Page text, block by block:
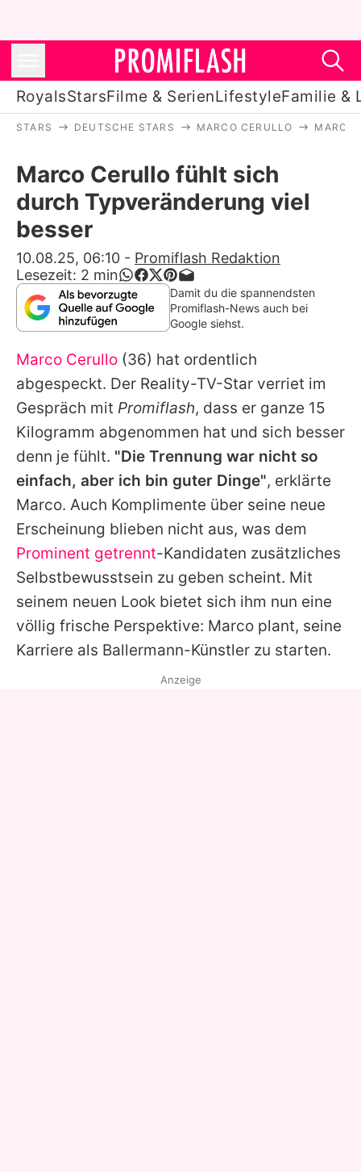
RoyalsStarsFilme & SerienLifestyleFamilie &
Stars
Filme & Serien
Lifestyle
Familie & Liebe
Promiflash Exklusiv
Alle Themen auf Promiflash
Jobs
App runterladen
Team
Redaktionelle Richtlinien
Impressum
Datenschutzerklärung
Utiq verwalten
STARS DEUTSCHE STARS MARCO CERULLO MARCO
Marco Cerullo fühlt sich
durch Typveränderung viel
besser
10.08.25, 06:10 - Promiflash Redaktion
Lesezeit: 2 min
Damit du die spannendsten
Promiflash-News auch bei
Google siehst.
Marco Cerullo (36) hat ordentlich
abgespeckt. Der Reality-TV-Star verriet im
Gespräch mit Promiflash, dass er ganze 15
Kilogramm abgenommen hat und sich besser
denn je fühlt. "Die Trennung war nicht so
einfach, aber ich bin guter Dinge", erklärte
Marco. Auch Komplimente über seine neue
Erscheinung blieben nicht aus, was dem
Prominent getrennt-Kandidaten zusätzliches
Selbstbewusstsein zu geben scheint. Mit
seinem neuen Look bietet sich ihm nun eine
völlig frische Perspektive: Marco plant, seine
Karriere als Ballermann-Künstler zu starten.
Anzeige